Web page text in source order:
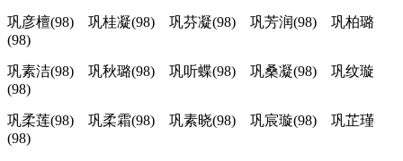
巩彦檀(98) 巩桂凝(98) 巩芬凝(98) 巩芳润(98) 巩柏璐
(98)
巩素洁(98) 巩秋璐(98) 巩听蝶(98) 巩桑凝(98) 巩纹璇
(98)
巩柔莲(98) 巩柔霜(98) 巩素晓(98) 巩宸璇(98) 巩芷瑾
(98)